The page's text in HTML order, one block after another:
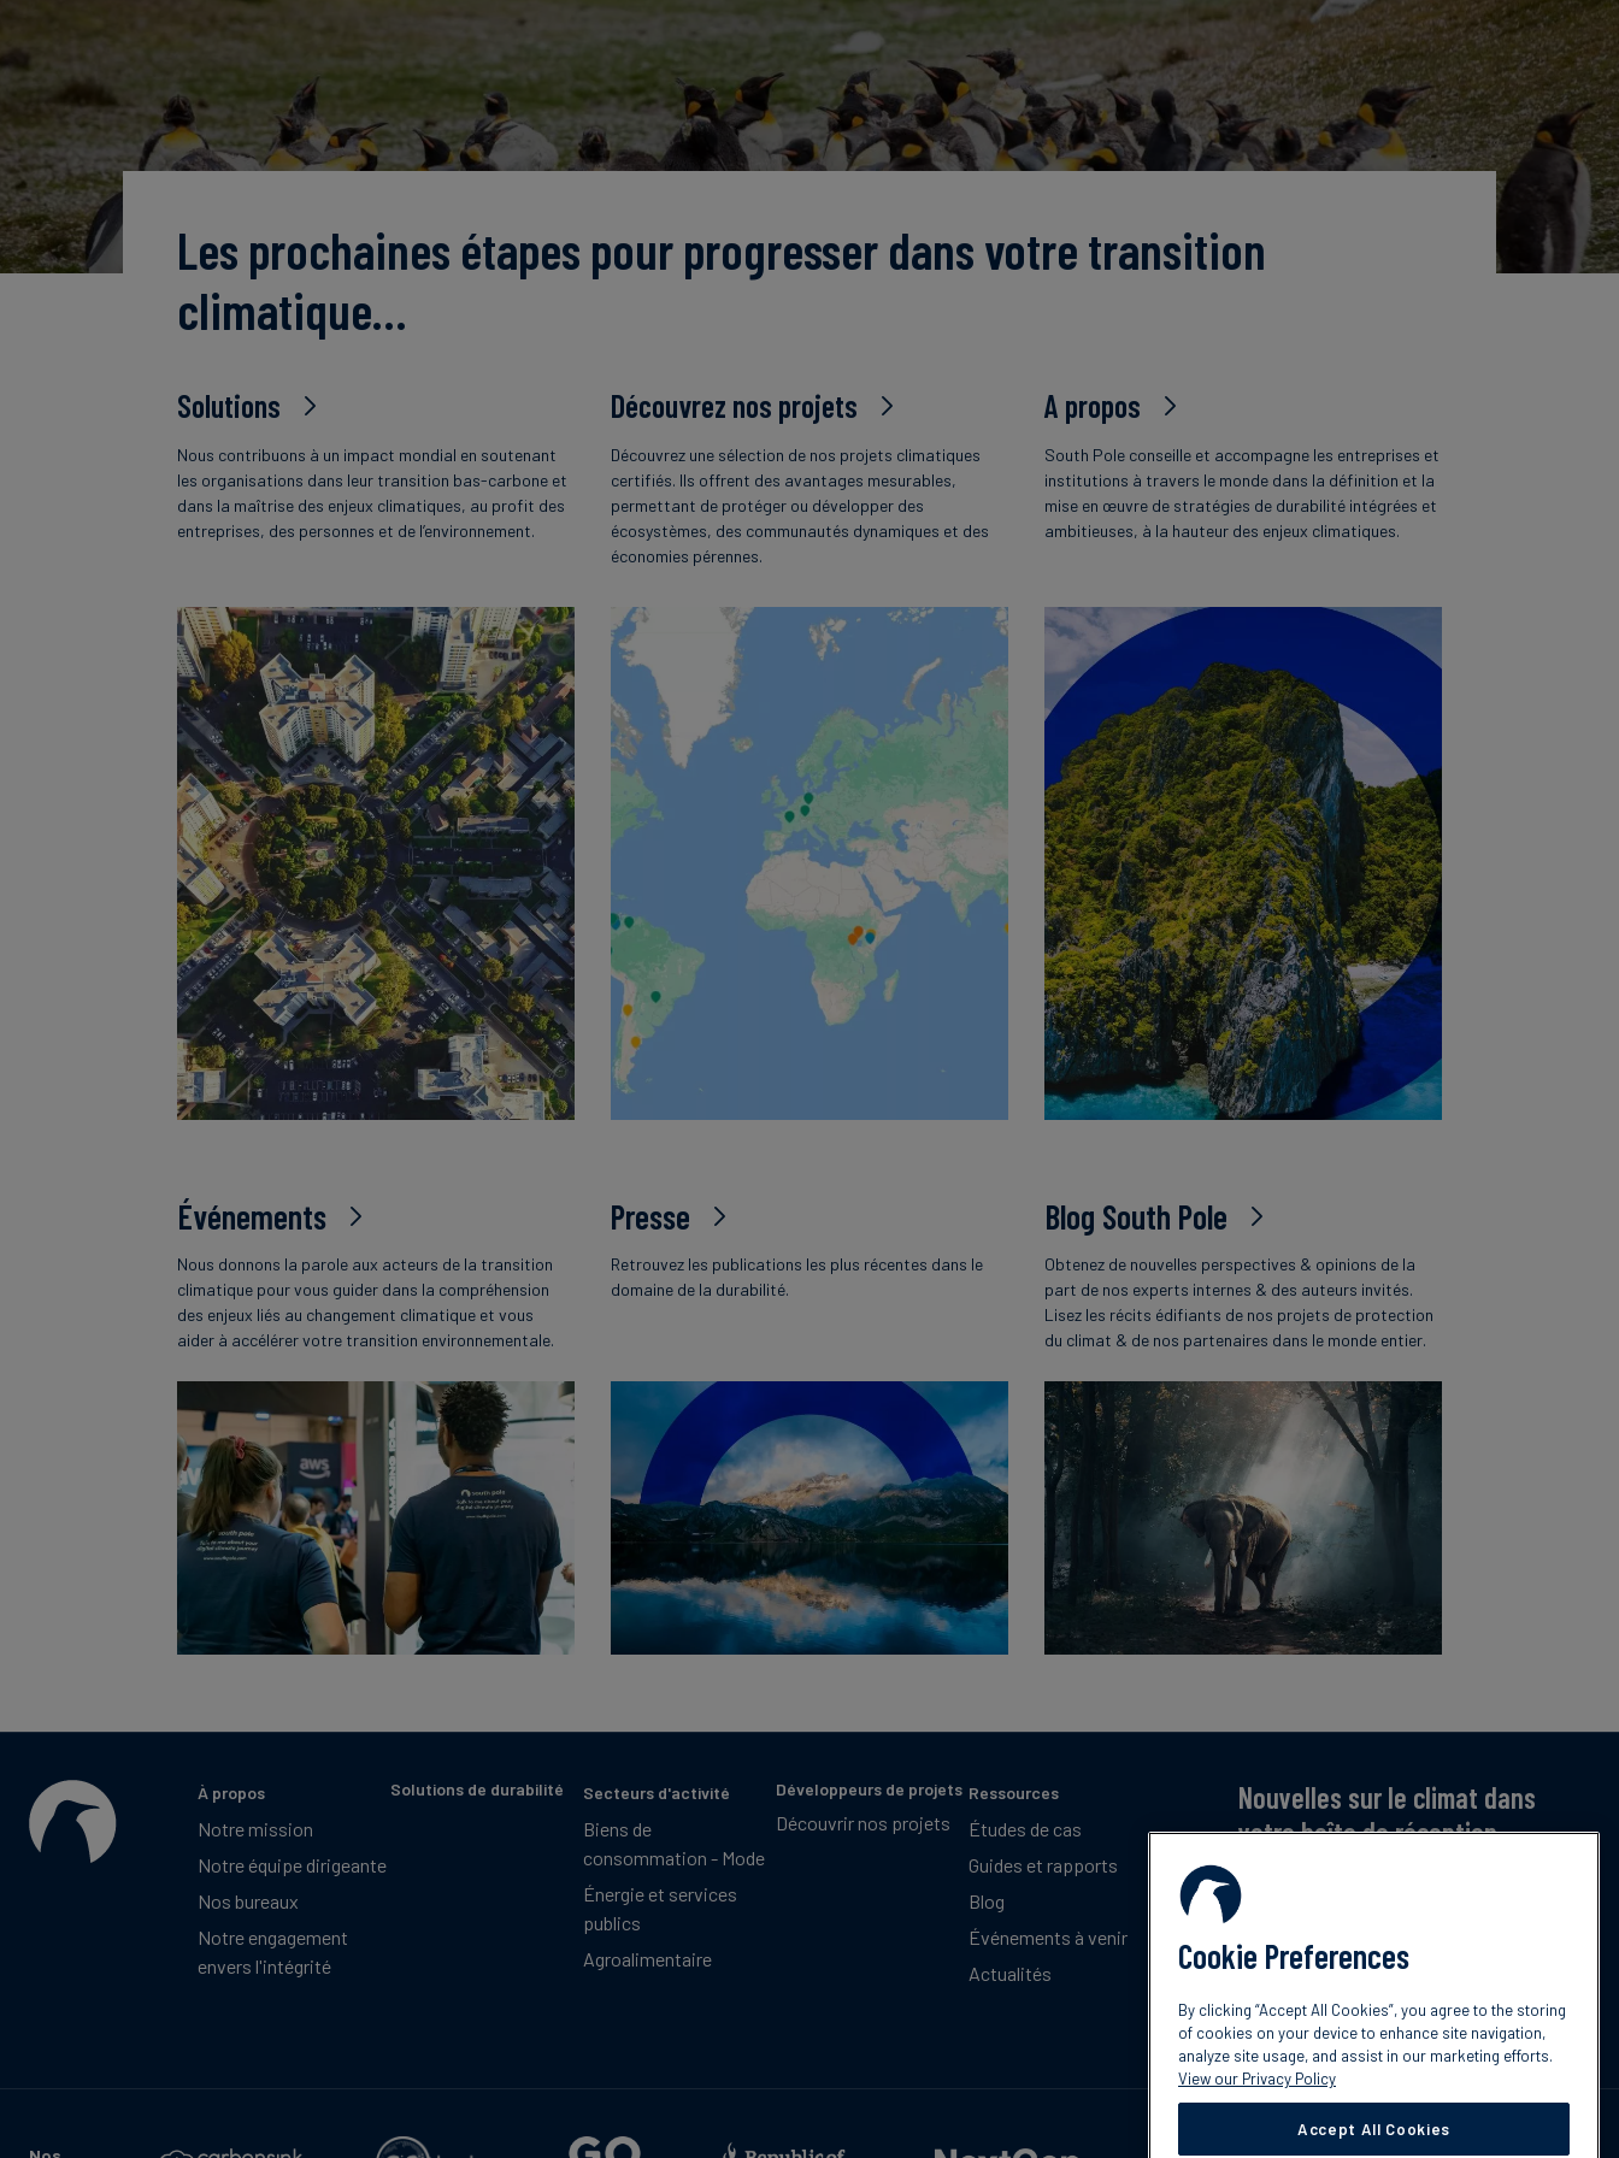
Les prochaines étapes pour progresser dans votre transition
climatique…
Solutions
Nous contribuons à un impact mondial en soutenant
les organisations dans leur transition bas-carbone et
dans la maîtrise des enjeux climatiques, au profit des
entreprises, des personnes et de l’environnement.
Découvrez nos projets
Découvrez une sélection de nos projets climatiques
certifiés. Ils offrent des avantages mesurables,
permettant de protéger ou développer des
écosystèmes, des communautés dynamiques et des
économies pérennes.
A propos
South Pole conseille et accompagne les entreprises et
institutions à travers le monde dans la définition et la
mise en œuvre de stratégies de durabilité intégrées et
ambitieuses, à la hauteur des enjeux climatiques.
Événements
Nous donnons la parole aux acteurs de la transition
climatique pour vous guider dans la compréhension
des enjeux liés au changement climatique et vous
aider à accélérer votre transition environnementale.
Presse
Retrouvez les publications les plus récentes dans le
domaine de la durabilité.
Blog South Pole
Obtenez de nouvelles perspectives & opinions de la
part de nos experts internes & des auteurs invités.
Lisez les récits édifiants de nos projets de protection
du climat & de nos partenaires dans le monde entier.
À propos
Notre mission
Notre équipe dirigeante
Nos bureaux
Notre engagement
envers l'intégrité
Solutions de durabilité Secteurs d'activité
Biens de
consommation - Mode
Énergie et services
publics
Agroalimentaire
Développeurs de projets
Découvrir nos projets
Ressources
Études de cas
Guides et rapports
Blog
Événements à venir
Actualités
Nouvelles sur le climat dans
votre boîte de réception
Inscrivez-vous pour recevoir notre bulletin
mensuel gratuit sur les dernières tendances,
Abonnez-vous
Cookie Preferences
By clicking “Accept All Cookies”, you agree to the storing
of cookies on your device to enhance site navigation,
analyze site usage, and assist in our marketing efforts.
View our Privacy Policy
Accept All Cookies